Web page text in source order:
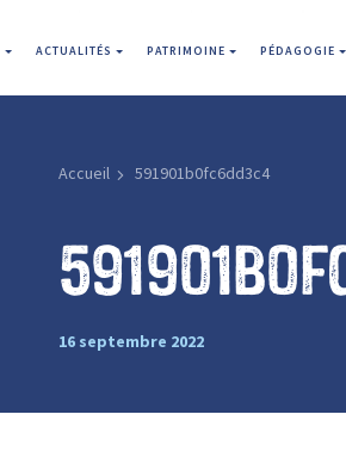
ACTUALITÉS PATRIMOINE PÉDAGOGIE
Accueil 591901b0fc6dd3c4
16 septembre 2022